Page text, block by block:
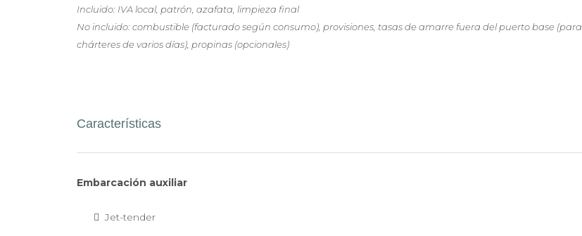
Incluido: IVA local, patrón, azafata, limpieza final
No incluido: combustible (facturado según consumo), provisiones, tasas de amarre fuera del puerto base (para
chárteres de varios días), propinas (opcionales)
Características
Embarcación auxiliar
Jet-tender